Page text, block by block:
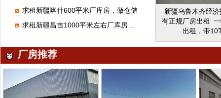
求租新疆喀什600平米厂库房，做仓储
求租新疆昌吉1000平米左右厂库房，做金属回收
及加工。地处交
理位置优越，设
可立即生产。
话
新疆乌鲁木齐经
有正规厂房出租
出租，带
厂房推荐